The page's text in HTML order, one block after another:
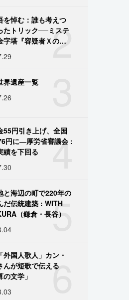
2
を悼む：誰も考えつ
たトリック──ミステ
字塔『容疑者Ｘの献
界遺産一覧
4
55円引き上げ、全国
円に―厚労省審議会 :
績を下回る
5
と海辺の町で220年の
だ伝統建築 : WITH
（鎌倉・長谷）
6
外国人歌人」カン・
んが短歌で伝える
の文学」